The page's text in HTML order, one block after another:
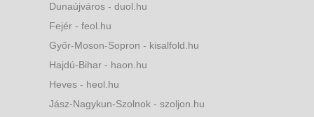
Dunaújváros - duol.hu
Fejér - feol.hu
Győr-Moson-Sopron - kisalfold.hu
Hajdú-Bihar - haon.hu
Heves - heol.hu
Jász-Nagykun-Szolnok - szoljon.hu